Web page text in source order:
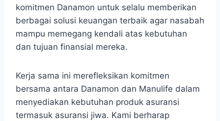
komitmen Danamon untuk selalu memberikan
berbagai solusi keuangan terbaik agar nasabah
mampu memegang kendali atas kebutuhan
dan tujuan finansial mereka.
Kerja sama ini merefleksikan komitmen
bersama antara Danamon dan Manulife dalam
menyediakan kebutuhan produk asuransi
termasuk asuransi jiwa. Kami berharap